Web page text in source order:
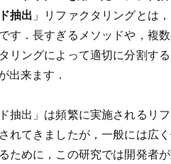
抽出 」リファクタリングとは
す．長すぎるメソッドや，複
リングによって適切に分割す
出来ます．
ド抽出」は頻繁に実施されるリ
れてきましたが，一般には広
ために，この研究では開発者